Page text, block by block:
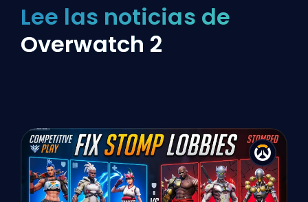
Lee las noticias de
Overwatch 2